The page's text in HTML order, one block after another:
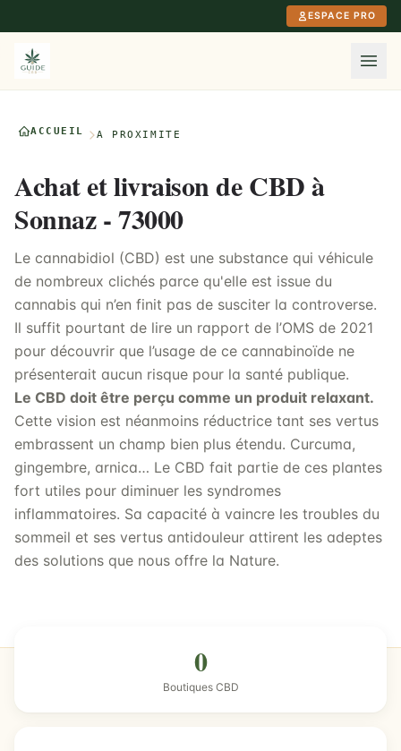
ESPACE PRO
ACCUEIL À PROXIMITÉ
Achat et livraison de CBD à
Sonnaz - 73000
Le cannabidiol (CBD) est une substance qui véhicule
de nombreux clichés parce qu'elle est issue du
cannabis qui n’en finit pas de susciter la controverse.
Il suffit pourtant de lire un rapport de l’OMS de 2021
pour découvrir que l’usage de ce cannabinoïde ne
présenterait aucun risque pour la santé publique.
Le CBD doit être perçu comme un produit relaxant.
Cette vision est néanmoins réductrice tant ses vertus
embrassent un champ bien plus étendu. Curcuma,
gingembre, arnica… Le CBD fait partie de ces plantes
fort utiles pour diminuer les syndromes
inflammatoires. Sa capacité à vaincre les troubles du
sommeil et ses vertus antidouleur attirent les adeptes
des solutions que nous offre la Nature.
0
Boutiques CBD